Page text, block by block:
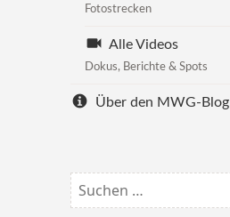
Fotostrecken
Alle Videos
Dokus, Berichte & Spots
Über den MWG-Blog
Suchen
nach: